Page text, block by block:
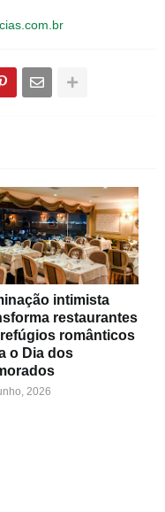
intimista
restaurantes
românticos
o Dia dos
2026